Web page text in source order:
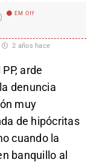
EM Off
2 años hace
arde
denuncia
muy
de hipócritas
cuando la
banquillo al